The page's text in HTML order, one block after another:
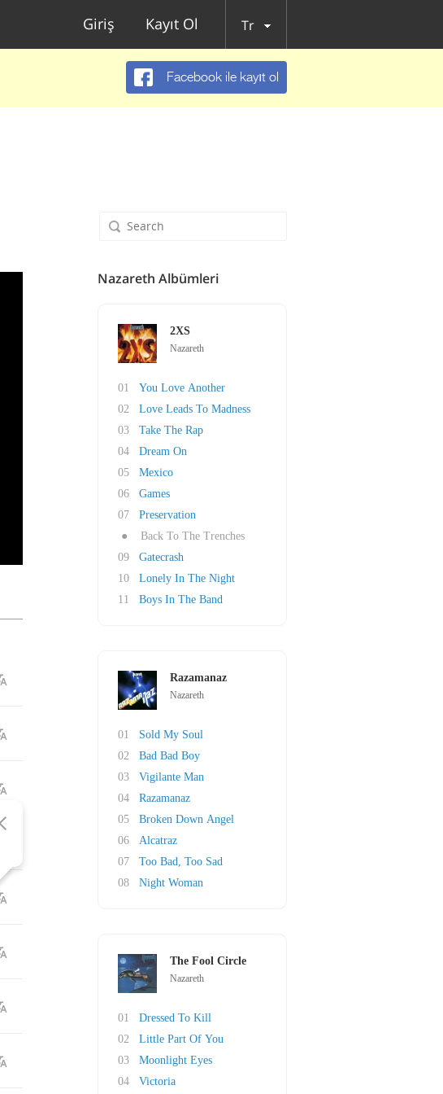
Giriş Kayıt Ol Tr
Facebook ile kayıt ol
Nazareth Albümleri
2XS
Nazareth
01
You Love Another
02
Love Leads To Madness
03
Take The Rap
04
Dream On
05
Mexico
06
Games
07
Preservation
●
Back To The Trenches
09
Gatecrash
10
Lonely In The Night
11
Boys In The Band
Razamanaz
Nazareth
01
Sold My Soul
02
Bad Bad Boy
03
Vigilante Man
04
Razamanaz
05
Broken Down Angel
06
Alcatraz
07
Too Bad, Too Sad
08
Night Woman
The Fool Circle
Nazareth
01
Dressed To Kill
02
Little Part Of You
03
Moonlight Eyes
04
Victoria